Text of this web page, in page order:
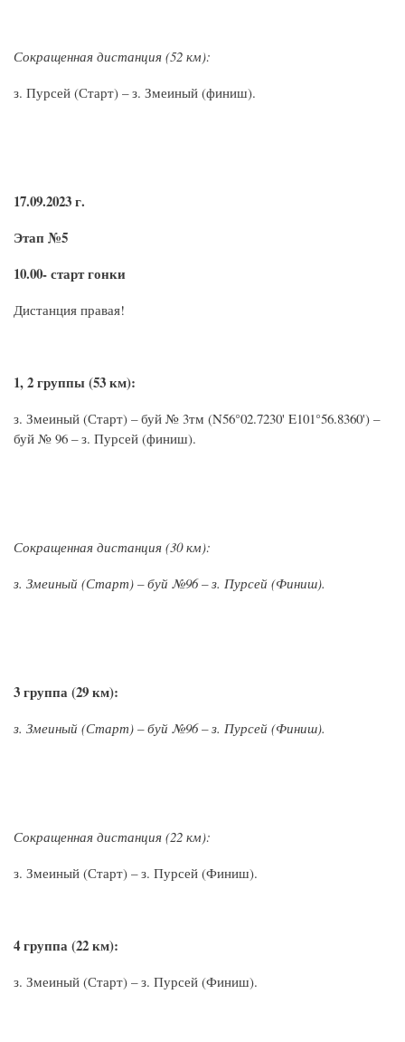
Сокращенная дистанция (52 км):
з. Пурсей (Старт) – з. Змеиный (финиш).
17.09.2023 г.
Этап №5
10.00- старт гонки
Дистанция правая!
1, 2 группы (53 км):
з. Змеиный (Старт) – буй № 3тм (N56°02.7230' E101°56.8360') –
буй № 96 – з. Пурсей (финиш).
Сокращенная дистанция (30 км):
з. Змеиный (Старт) –буй №96–з. Пурсей (Финиш).
3 группа (29 км):
з. Змеиный (Старт) –буй №96–з. Пурсей (Финиш).
Сокращенная дистанция (22 км):
з. Змеиный (Старт) – з. Пурсей (Финиш).
4 группа (22 км):
з. Змеиный (Старт) – з. Пурсей (Финиш).